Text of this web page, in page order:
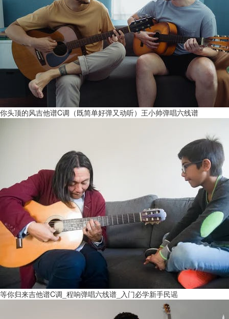
你头顶的风吉他谱C调（既简单好弹又动听）王小帅弹唱六线谱
等你归来吉他谱C调_程响弹唱六线谱_入门必学新手民谣